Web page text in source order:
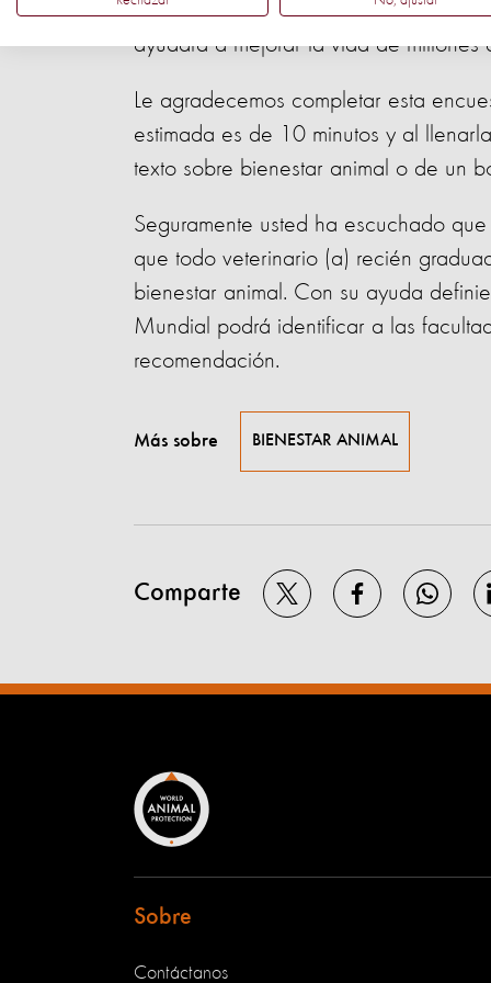
para ser consideradas ejemplares en
ayudará a mejorar la vida de millones
Le agradecemos completar esta
estimada es de 10 minutos y al
texto sobre bienestar animal o de un
Seguramente usted ha escuchado
que todo veterinario (a) recién
bienestar animal. Con su ayuda
Mundial podrá identificar a las
recomendación.
Más sobre BIENESTAR ANIMAL
Comparte
Sobre
Contáctanos